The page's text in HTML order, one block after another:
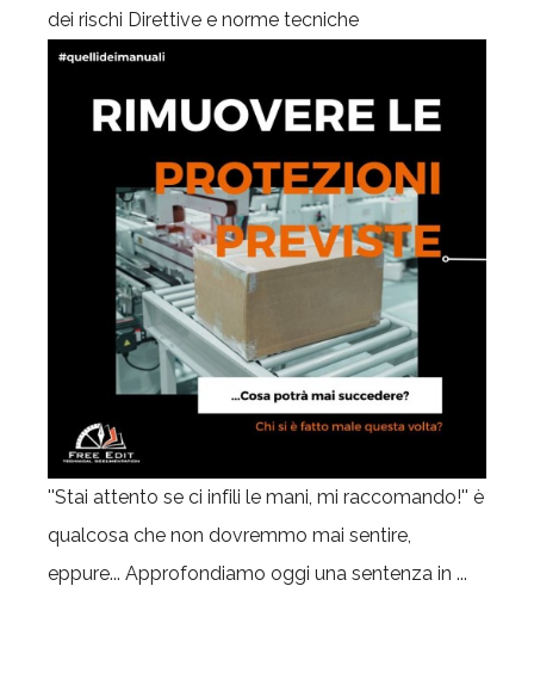
dei rischi Direttive e norme tecniche
''Stai attento se ci infili le mani, mi raccomando!'' è
qualcosa che non dovremmo mai sentire,
eppure... Approfondiamo oggi una sentenza in ...